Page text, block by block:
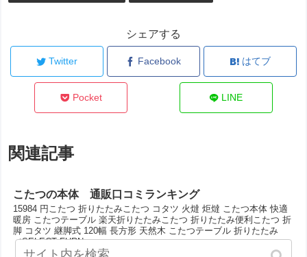
シェアする
Twitter Facebook はてブ
Pocket LINE
関連記事
こたつの本体 通販口コミランキング
15984 円こたつ 折りたたみこたつ コタツ 火燵 炬燵 こたつ本体 快適
暖房 こたつテーブル 楽天折りたたみこたつ 折りたたみ便利こたつ 折
脚 コタツ 継脚式 120幅 長方形 天然木 こたつテーブル 折りたたみ
（SELECT FURN...